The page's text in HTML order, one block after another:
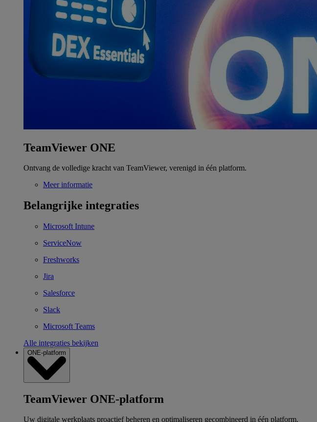
TeamViewer ONE
Ontvang de volledige kracht van TeamViewer, verenigd in één platform.
Meer informatie
Belangrijke integraties
Microsoft Intune
ServiceNow
Freshworks
Jira
Salesforce
Slack
Microsoft Teams
Alle integraties bekijken
ONE-platform
TeamViewer ONE-platform
Uw digitale werkplaats proactief beheren en optimaliseren gecombineerd in één platform.